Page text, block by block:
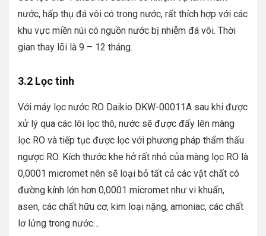
nước, hấp thụ đá vôi có trong nước, rất thích hợp với các
khu vực miền núi có nguồn nước bị nhiễm đá vôi. Thời
gian thay lõi là 9 – 12 tháng.
3.2 Lọc tinh
Với máy lọc nước RO Daikio DKW-00011A sau khi được
xử lý qua các lõi lọc thô, nước sẽ được đẩy lên màng
lọc RO và tiếp tục được lọc với phương pháp thẩm thấu
ngược RO. Kích thước khe hở rất nhỏ của màng lọc RO là
0,0001 micromet nên sẽ loại bỏ tất cả các vật chất có
đường kính lớn hơn 0,0001 micromet như vi khuẩn,
asen, các chất hữu cơ, kim loại nặng, amoniac, các chất
lơ lửng trong nước…